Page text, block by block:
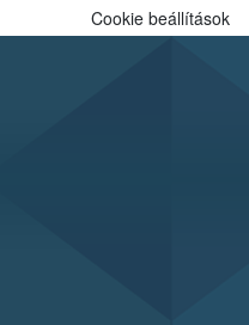
Cookie beállítások